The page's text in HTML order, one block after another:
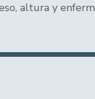
altura y